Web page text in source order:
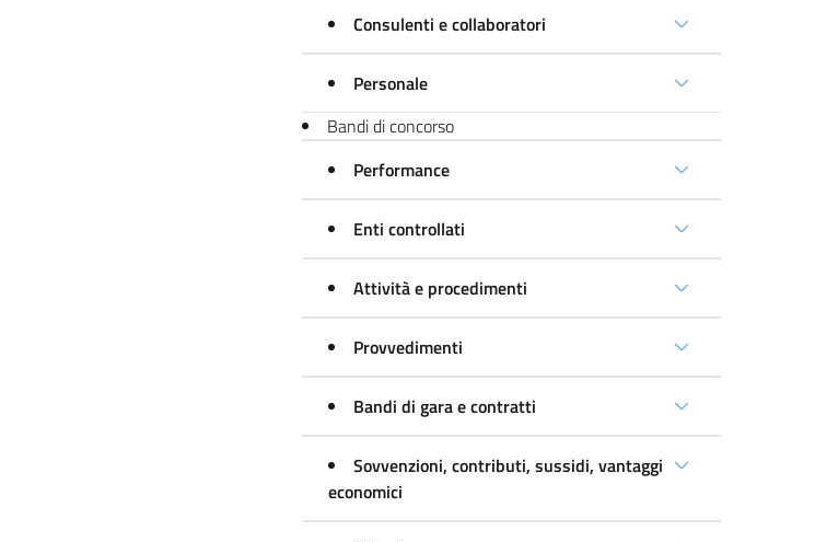
Consulenti e collaboratori
Personale
Bandi di concorso
Performance
Enti controllati
Attività e procedimenti
Provvedimenti
Bandi di gara e contratti
Sovvenzioni, contributi, sussidi, vantaggi
economici